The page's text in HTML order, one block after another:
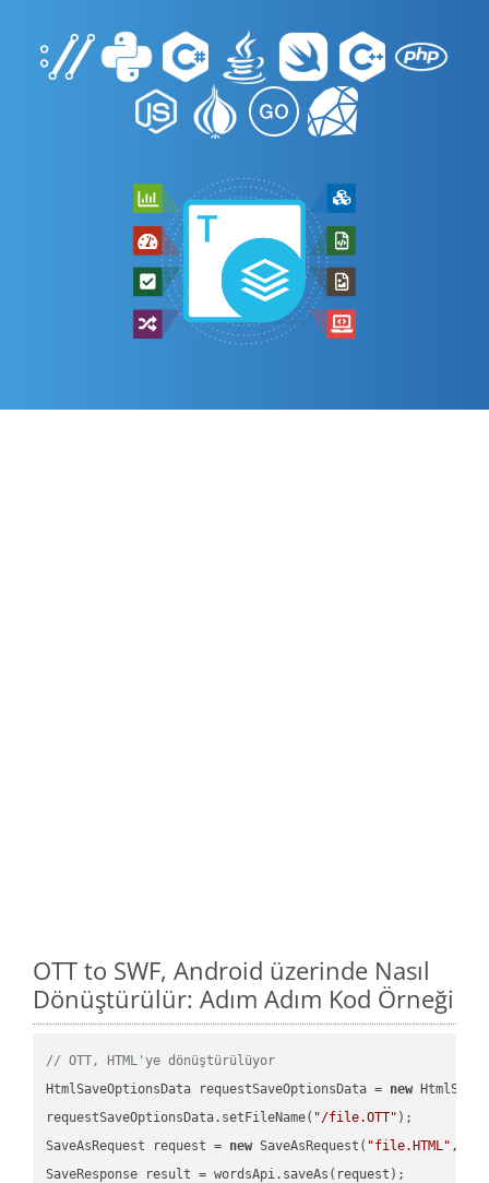
OTT to SWF, Android üzerinde Nasıl
Dönüştürülür: Adım Adım Kod Örneği
// OTT, HTML'ye dönüştürülüyor
HtmlSaveOptionsData requestSaveOptionsData = new
requestSaveOptionsData.setFileName( "/file.OTT" );
SaveAsRequest request = new SaveAsRequest( "file.HTML"
SaveResponse result = wordsApi.saveAs(request);